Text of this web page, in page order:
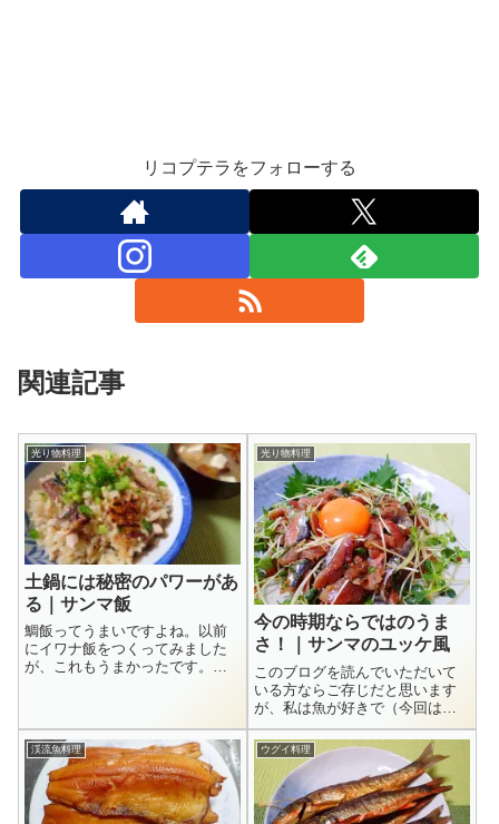
リコプテラをフォローする
関連記事
光り物料理
土鍋には秘密のパワーがあ
る｜サンマ飯
鯛飯ってうまいですよね。以前
にイワナ飯をつくってみました
が、これもうまかったです。先
という発想がなかったので、試
してみたくなって真似させても
らいました(^_...
光り物料理
今の時期ならではのうま
さ！｜サンマのユッケ風
このブログを読んでいただいて
いる方ならご存じだと思います
が、私は魚が好きで（今回は釣
る方の話じゃなくて食べる方の
話ですよ）その中でもヒカリモ
ノが大好きなんですよね。アジ
とイワシがこのブログに一番よ
く登場してますがサバを加え
て、私がそれらと比...
渓流魚料理 ウグイ料理